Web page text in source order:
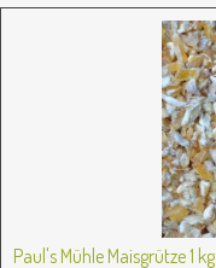
Paul's Mühle Maisgrütze 1 kg